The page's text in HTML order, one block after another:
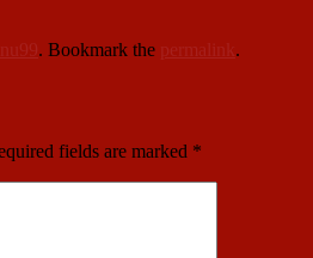
. Bookmark the permalink.
fields are marked *